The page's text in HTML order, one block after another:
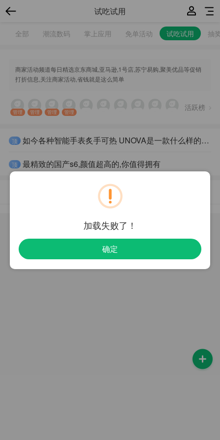
试吃试用
全部 潮流数码 掌上应用 免单活动 试吃试用 抽
商家活动频道每日精选京东商城,亚马逊,1号店,苏宁易购,聚美优品等促销
打折信息,关注商家活动,省钱就是这么简单
活跃榜
管理 管理 管理 管理
顶 如今各种智能手表炙手可热 UNOVA是一款什么样的智能手表？
顶 最精致的国产s6,颜值超高的,你值得拥有
最新发布
加载失败了！
确定